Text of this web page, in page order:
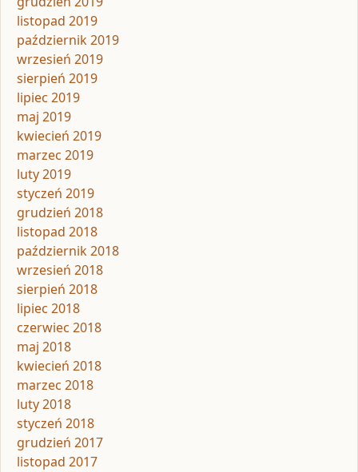
listopad 2019
październik 2019
wrzesień 2019
sierpień 2019
lipiec 2019
maj 2019
kwiecień 2019
marzec 2019
luty 2019
styczeń 2019
grudzień 2018
listopad 2018
październik 2018
wrzesień 2018
sierpień 2018
lipiec 2018
czerwiec 2018
maj 2018
kwiecień 2018
marzec 2018
luty 2018
styczeń 2018
grudzień 2017
listopad 2017